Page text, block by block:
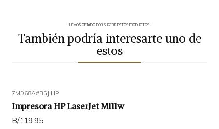
HEMOS OPTADO POR SUGERIR ESTOS PRODUCTOS.
También podría interesarte uno de
estos
7MD68A#BGJ|HP
Impresora HP LaserJet M111w
B/.119.95